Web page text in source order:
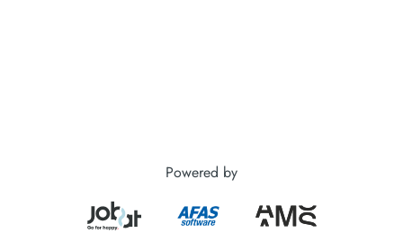
Powered by